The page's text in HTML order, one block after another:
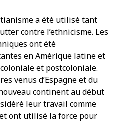
a été utilisé tant
contre l’ethnicisme. Les
ont été
en Amérique latine et
et postcoloniale.
venus d’Espagne et du
continent au début
leur travail comme
ont utilisé la force pour